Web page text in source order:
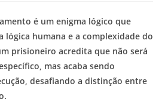
é um enigma lógico que
lógica humana e a complexidade do
prisioneiro acredita que não será
mas acaba sendo
desafiando a distinção entre